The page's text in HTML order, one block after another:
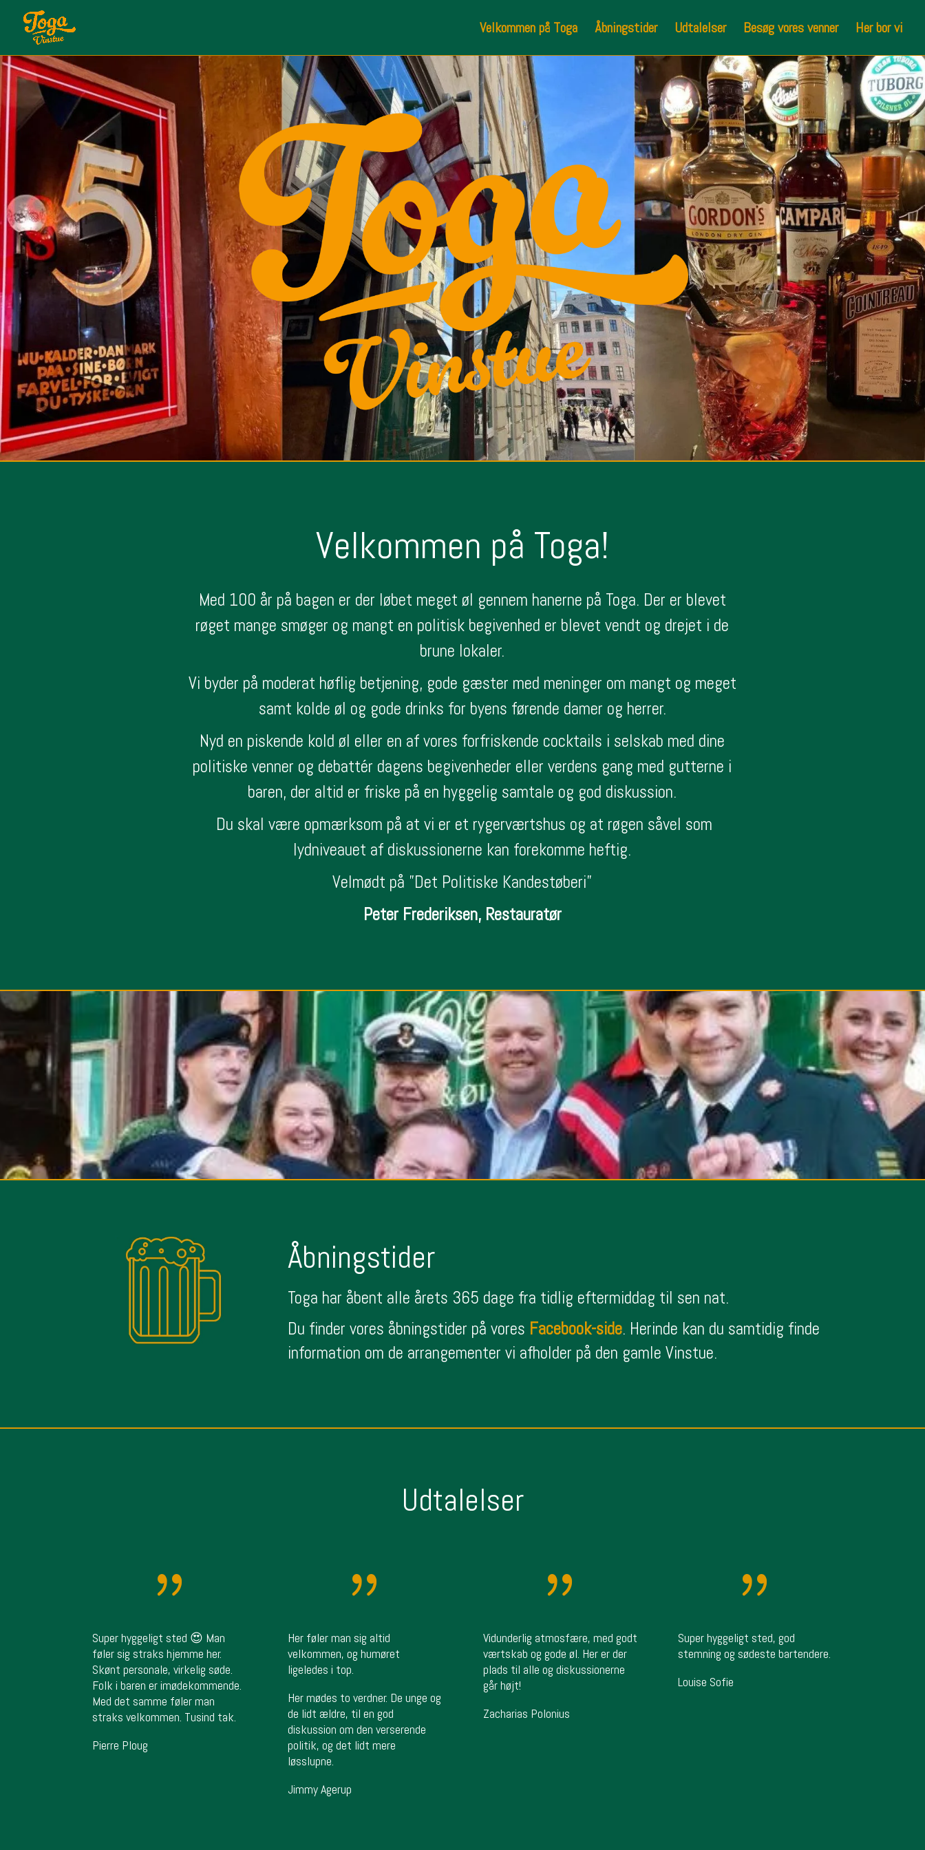
Velkommen på Toga Åbningstider Udtalelser Besøg vores venner Her bor vi
Velkommen på Toga!
Med 100 år på bagen er der løbet meget øl gennem hanerne på Toga. Der er blevet
røget mange smøger og mangt en politisk begivenhed er blevet vendt og drejet i de
brune lokaler.
Vi byder på moderat høflig betjening, gode gæster med meninger om mangt og meget
samt kolde øl og gode drinks for byens førende damer og herrer.
Nyd en piskende kold øl eller en af vores forfriskende cocktails i selskab med dine
politiske venner og debattér dagens begivenheder eller verdens gang med gutterne i
baren, der altid er friske på en hyggelig samtale og god diskussion.
Du skal være opmærksom på at vi er et rygerværtshus og at røgen såvel som
lydniveauet af diskussionerne kan forekomme heftig.
Velmødt på ”Det Politiske Kandestøberi”
Peter Frederiksen, Restauratør
Åbningstider
Toga har åbent alle årets 365 dage fra tidlig eftermiddag til sen nat.
Du finder vores åbningstider på vores Facebook-side. Herinde kan du samtidig finde
information om de arrangementer vi afholder på den gamle Vinstue.
Udtalelser
{ { { {
Super hyggeligt sted 😍 Man
føler sig straks hjemme her.
Skønt personale, virkelig søde.
Folk i baren er imødekommende.
Med det samme føler man
straks velkommen. Tusind tak.
Pierre Ploug
Her føler man sig altid
velkommen, og humøret
ligeledes i top.
Her mødes to verdner. De unge og
de lidt ældre, til en god
diskussion om den verserende
politik, og det lidt mere
løsslupne.
Jimmy Agerup
Vidunderlig atmosfære, med godt
værtskab og gode øl. Her er der
plads til alle og diskussionerne
går højt!
Zacharias Polonius
Super hyggeligt sted, god
stemning og sødeste bartendere.
Louise Sofie